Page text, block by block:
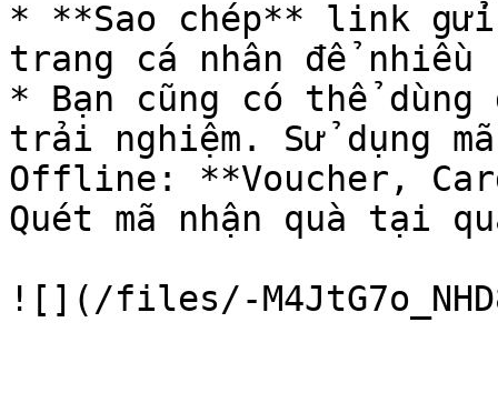
* **Sao chép** link gửi
trang cá nhân để nhiều
* Bạn cũng có thể
trải nghiệm. Sử dụng
Offline: **Voucher,
Quét mã nhận quà tại